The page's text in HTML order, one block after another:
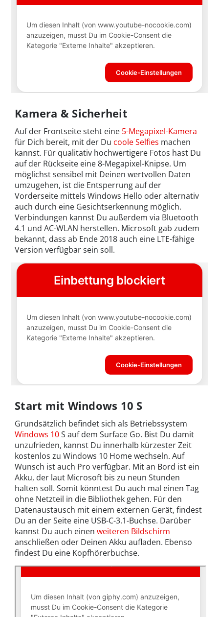
Kamera & Sicherheit
Auf der Frontseite steht eine 5-Megapixel-Kamera
für Dich bereit, mit der Du coole Selfies machen
kannst. Für qualitativ hochwertigere Fotos hast Du
auf der Rückseite eine 8-Megapixel-Knipse. Um
möglichst sensibel mit Deinen wertvollen Daten
umzugehen, ist die Entsperrung auf der
Vorderseite mittels Windows Hello oder alternativ
auch durch eine Gesichtserkennung möglich.
Verbindungen kannst Du außerdem via Bluetooth
4.1 und AC-WLAN herstellen. Microsoft gab zudem
bekannt, dass ab Ende 2018 auch eine LTE-fähige
Version verfügbar sein soll.
Start mit Windows 10 S
Grundsätzlich befindet sich als Betriebssystem
Windows 10S auf dem Surface Go. Bist Du damit
unzufrieden, kannst Du innerhalb kürzester Zeit
kostenlos zu Windows 10 Home wechseln. Auf
Wunsch ist auch Pro verfügbar. Mit an Bord ist ein
Akku, der laut Microsoft bis zu neun Stunden
halten soll. Somit könntest Du auch mal einen Tag
ohne Netzteil in die Bibliothek gehen. Für den
Datenaustausch mit einem externen Gerät, findest
Du an der Seite eine USB-C-3.1-Buchse. Darüber
kannst Du auch einen weiteren Bildschirm
anschließen oder Deinen Akku aufladen. Ebenso
findest Du eine Kopfhörerbuchse.